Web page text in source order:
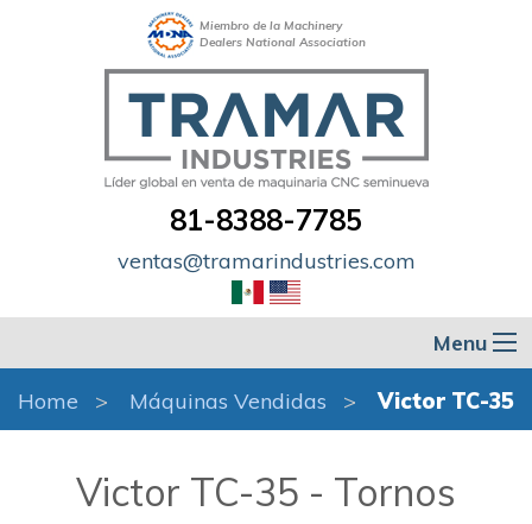
Miembro de la Machinery
Dealers National Association
81-8388-7785
ventas@tramarindustries.com
Menu
Home Máquinas Vendidas Victor TC-35
Victor TC-35 - Tornos